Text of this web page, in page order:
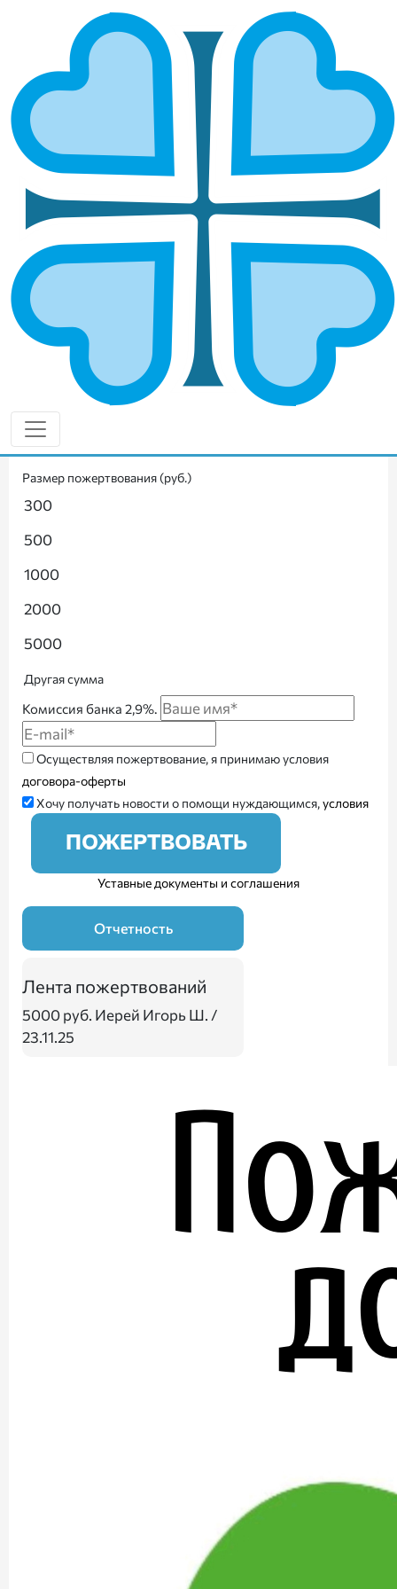
НОВОСТИ
Поддержать проект
Карта
Через банк
Выберите "ежемесячно" - это устойчивая и регулярная
помощь без дополнительных трат времени. Или можно
пожертвовать разово.
Ежемесячно
Размер пожертвования (руб.)
300
500
1000
2000
5000
Другая сумма
Комиссия банка 2,9%.
Осуществляя пожертвование, я принимаю условия
договора-оферты
Хочу получать новости о помощи нуждающимся,условия
ПОЖЕРТВОВАТЬ
Уставные документы и соглашения
Отчетность
Лента пожертвований
5000 руб. Иерей Игорь Ш. /
23.11.25
Подписаться